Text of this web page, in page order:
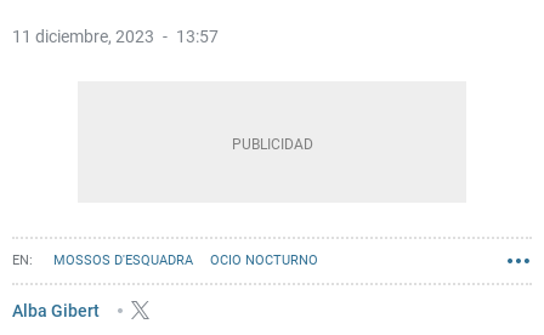
11 diciembre, 2023 13:57
MOSSOS D'ESQUADRA OCIO NOCTURNO
Alba Gibert